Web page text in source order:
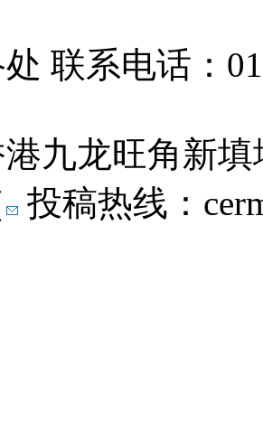
联系电话：
九龙旺角新
投稿热线：